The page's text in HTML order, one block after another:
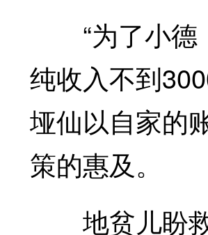
“为了小德
纯收入不到
垭仙以自家的
策的惠及。
地贫儿盼